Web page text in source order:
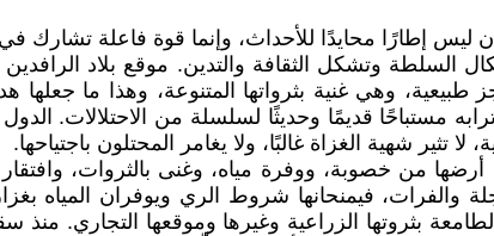
ليس إطارًا محايدًا للأحداث، وإنما قوة فاعلة
السلطة وتشكل الثقافة والتدين. موقع بلاد
طبيعية، وهي غنية بثرواتها المتنوعة، وهذا ما
مستباحًا قديمًا وحديثًا لسلسلة من الاحتلالات.
تثير شهية الغزاة غالبًا، ولا يغامر المحتلون باجتياحها.
أرضها من خصوبة، ووفرة مياه، وغنى بالثروات،
والفرات، فيمنحانها شروط الري ويوفران المياه
الطامعة بثروتها الزراعية وغيرها وموقعها التجاري.